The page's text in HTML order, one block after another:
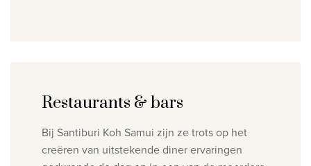
Restaurants & bars
Bij Santiburi Koh Samui zijn ze trots op het
creëren van uitstekende diner ervaringen